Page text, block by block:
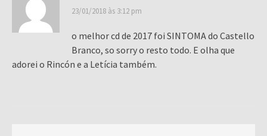
23/01/2018 às 3:12 pm
o melhor cd de 2017 foi SINTOMA do Castello
Branco, so sorry o resto todo. E olha que
adorei o Rincón e a Letícia também.